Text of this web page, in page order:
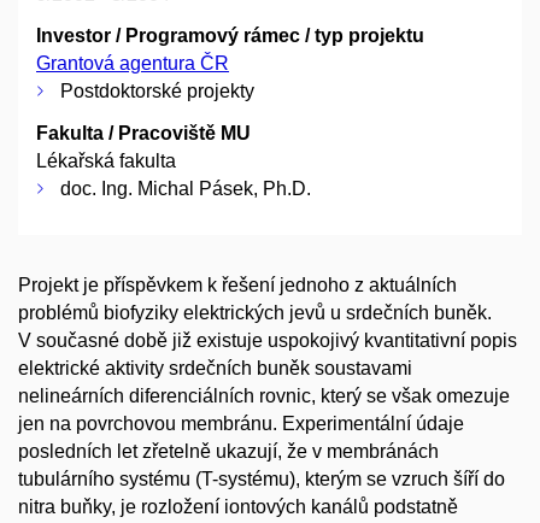
Investor / Programový rámec / typ projektu
Grantová agentura ČR
Postdoktorské projekty
Fakulta / Pracoviště MU
Lékařská fakulta
doc. Ing. Michal Pásek, Ph.D.
Projekt je příspěvkem k řešení jednoho z aktuálních
problémů biofyziky elektrických jevů u srdečních buněk.
V současné době již existuje uspokojivý kvantitativní popis
elektrické aktivity srdečních buněk soustavami
nelineárních diferenciálních rovnic, který se však omezuje
jen na povrchovou membránu. Experimentální údaje
posledních let zřetelně ukazují, že v membránách
tubulárního systému (T-systému), kterým se vzruch šíří do
nitra buňky, je rozložení iontových kanálů podstatně